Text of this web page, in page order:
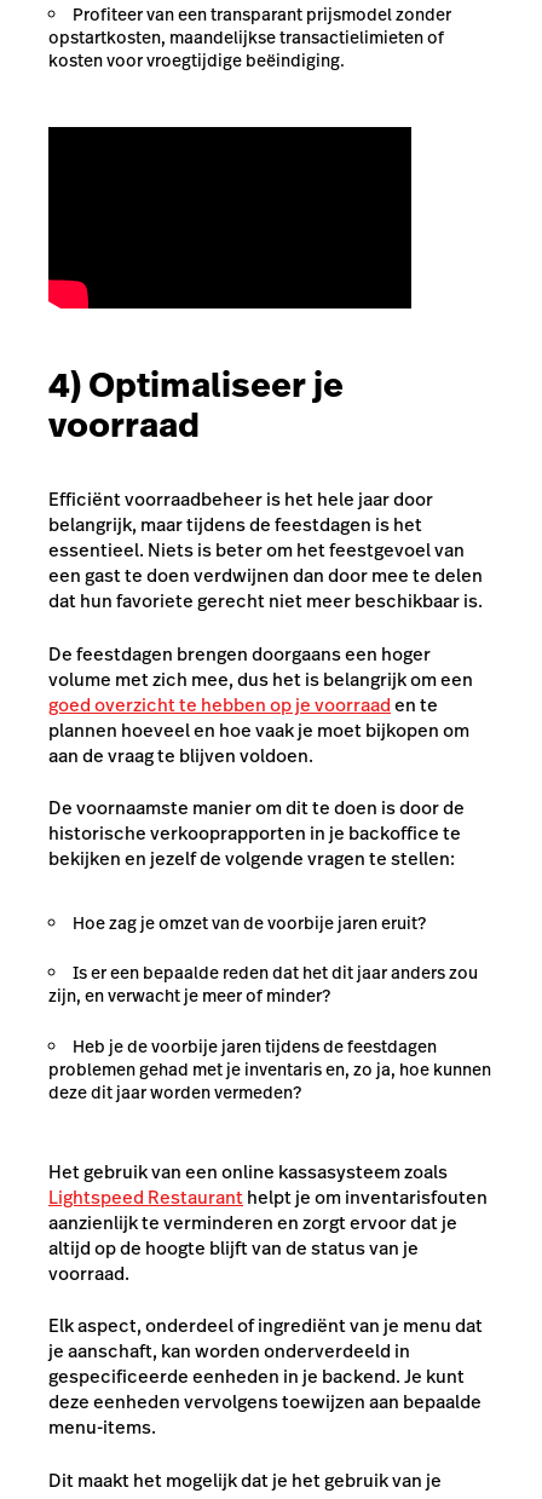
Profiteer van een transparant prijsmodel zonder
opstartkosten, maandelijkse transactielimieten of
kosten voor vroegtijdige beëindiging.
4) Optimaliseer je
voorraad
Efficiënt voorraadbeheer is het hele jaar door
belangrijk, maar tijdens de feestdagen is het
essentieel. Niets is beter om het feestgevoel van
een gast te doen verdwijnen dan door mee te delen
dat hun favoriete gerecht niet meer beschikbaar is.
De feestdagen brengen doorgaans een hoger
volume met zich mee, dus het is belangrijk om een
goed overzicht te hebben op je voorraaden te
plannen hoeveel en hoe vaak je moet bijkopen om
aan de vraag te blijven voldoen.
De voornaamste manier om dit te doen is door de
historische verkooprapporten in je backoffice te
bekijken en jezelf de volgende vragen te stellen:
Hoe zag je omzet van de voorbije jaren eruit?
Is er een bepaalde reden dat het dit jaar anders zou
zijn, en verwacht je meer of minder?
Heb je de voorbije jaren tijdens de feestdagen
problemen gehad met je inventaris en, zo ja, hoe kunnen
deze dit jaar worden vermeden?
Het gebruik van een online kassasysteem zoals
Lightspeed Restauranthelpt je om inventarisfouten
aanzienlijk te verminderen en zorgt ervoor dat je
altijd op de hoogte blijft van de status van je
voorraad.
Elk aspect, onderdeel of ingrediënt van je menu dat
je aanschaft, kan worden onderverdeeld in
gespecificeerde eenheden in je backend. Je kunt
deze eenheden vervolgens toewijzen aan bepaalde
menu-items.
Dit maakt het mogelijk dat je het gebruik van je